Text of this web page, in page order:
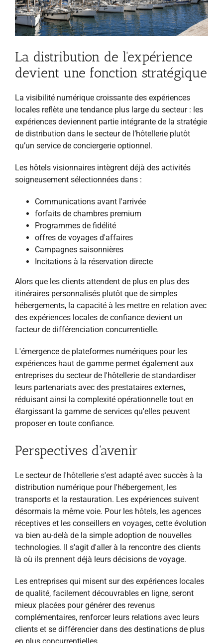
La distribution de l'expérience
devient une fonction stratégique
La visibilité numérique croissante des expériences
locales reflète une tendance plus large du secteur : les
expériences deviennent partie intégrante de la stratégie
de distribution dans le secteur de l’hôtellerie plutôt
qu’un service de conciergerie optionnel.
Les hôtels visionnaires intègrent déjà des activités
soigneusement sélectionnées dans :
Communications avant l'arrivée
forfaits de chambres premium
Programmes de fidélité
offres de voyages d'affaires
Campagnes saisonnières
Incitations à la réservation directe
Alors que les clients attendent de plus en plus des
itinéraires personnalisés plutôt que de simples
hébergements, la capacité à les mettre en relation avec
des expériences locales de confiance devient un
facteur de différenciation concurrentielle.
L'émergence de plateformes numériques pour les
expériences haut de gamme permet également aux
entreprises du secteur de l'hôtellerie de standardiser
leurs partenariats avec des prestataires externes,
réduisant ainsi la complexité opérationnelle tout en
élargissant la gamme de services qu'elles peuvent
proposer en toute confiance.
Perspectives d'avenir
Le secteur de l'hôtellerie s'est adapté avec succès à la
distribution numérique pour l'hébergement, les
transports et la restauration. Les expériences suivent
désormais la même voie. Pour les hôtels, les agences
réceptives et les conseillers en voyages, cette évolution
va bien au-delà de la simple adoption de nouvelles
technologies. Il s'agit d'aller à la rencontre des clients
là où ils prennent déjà leurs décisions de voyage.
Les entreprises qui misent sur des expériences locales
de qualité, facilement découvrables en ligne, seront
mieux placées pour générer des revenus
complémentaires, renforcer leurs relations avec leurs
clients et se différencier dans des destinations de plus